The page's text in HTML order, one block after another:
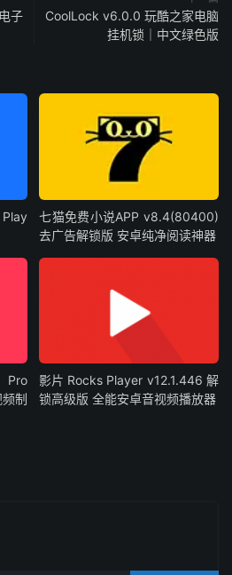
子
CoolLock v6.0.0 玩酷之家电脑
挂机锁｜中文绿色版
七猫免费小说APP v8.4(80400)
去广告解锁版 安卓纯净阅读神器
制
影片 Rocks Player v12.1.446 解
锁高级版 全能安卓音视频播放器